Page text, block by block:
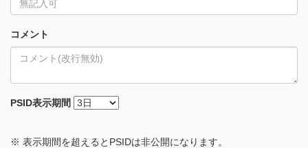
コメント
PSID表示期間
※ 表示期間を超えるとPSIDは非公開になります。